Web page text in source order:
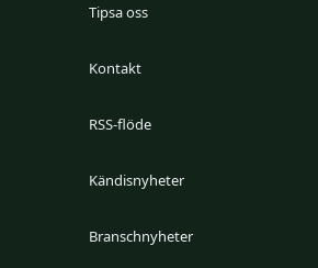
Tipsa oss
Kontakt
RSS-flöde
Kändisnyheter
Branschnyheter